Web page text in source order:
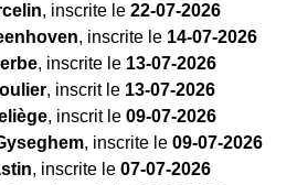
, inscrite le 22-07-2026
, inscrite le 14-07-2026
, inscrite le 13-07-2026
, inscrit le 13-07-2026
, inscrit le 09-07-2026
, inscrite le 09-07-2026
, inscrite le 07-07-2026